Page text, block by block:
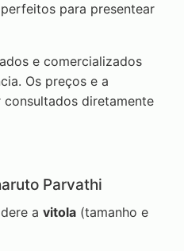
para presentear
e comercializados
Os preços e a
diretamente
Parvathi
a vitola (tamanho e